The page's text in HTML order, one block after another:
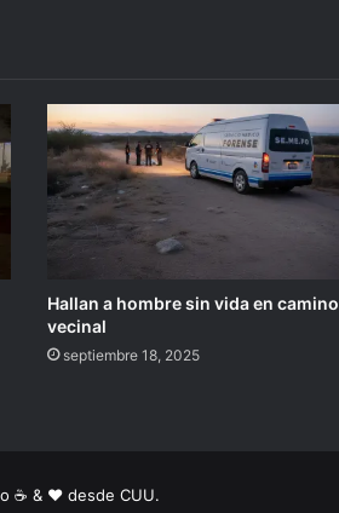
Hallan a hombre sin vida en camino
vecinal
septiembre 18, 2025
☕️ & ❤️ desde CUU.